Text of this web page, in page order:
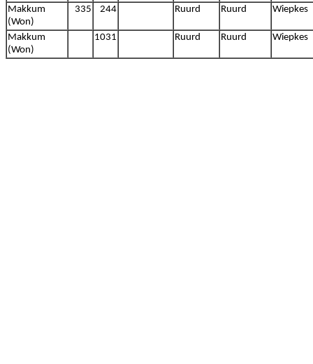
Makkum
(Won)
335 244 Ruurd Ruurd Wiepkes
Makkum
(Won)
1031 Ruurd Ruurd Wiepkes